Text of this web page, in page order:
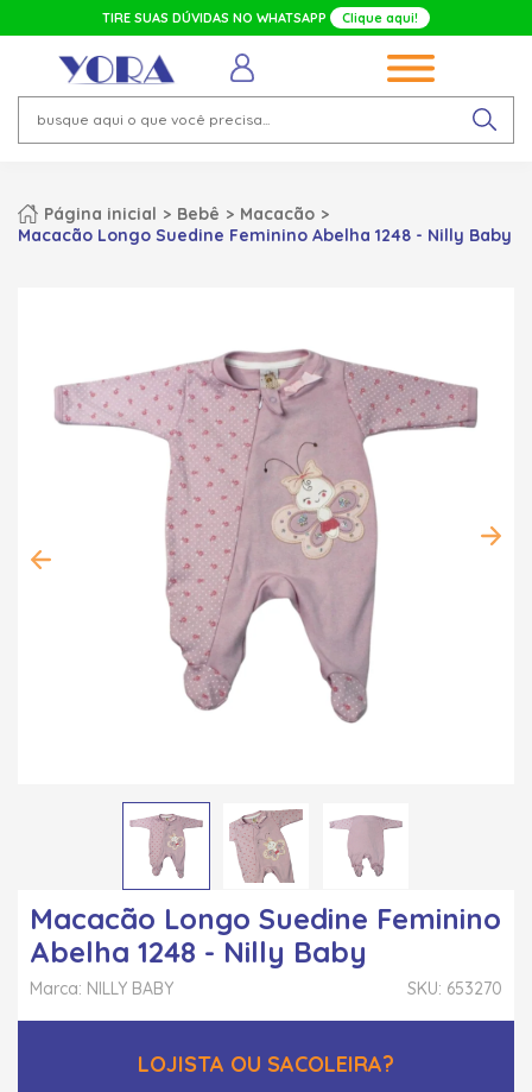
TIRE SUAS DÚVIDAS NO WHATSAPP Clique aqui!
Página inicial Bebê
Macacão
Macacão Longo Suedine Feminino Abelha 1248 - Nilly Baby
Macacão Longo Suedine Feminino
Abelha 1248 - Nilly Baby
SKU: 653270
Marca: NILLY BABY
LOJISTA OU SACOLEIRA?